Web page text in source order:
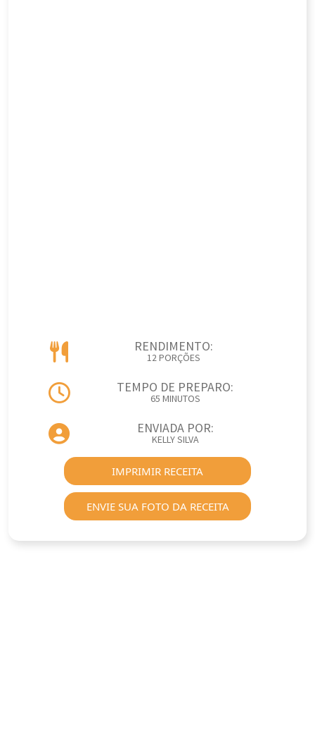
RENDIMENTO:
12 PORÇÕES
TEMPO DE PREPARO:
65 MINUTOS
ENVIADA POR:
KELLY SILVA
IMPRIMIR RECEITA
ENVIE SUA FOTO DA RECEITA